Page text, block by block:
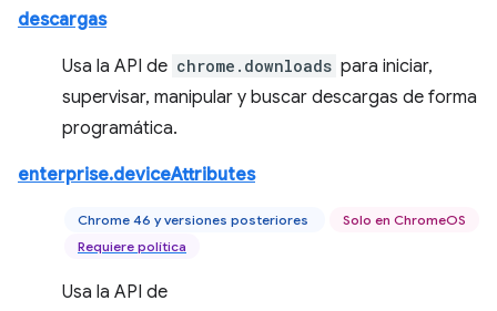
descargas
Usa la API de chrome.downloads para iniciar,
supervisar, manipular y buscar descargas de forma
programática.
enterprise.deviceAttributes
Chrome 46 y versiones posteriores
Solo en ChromeOS
Requiere política
Usa la API de